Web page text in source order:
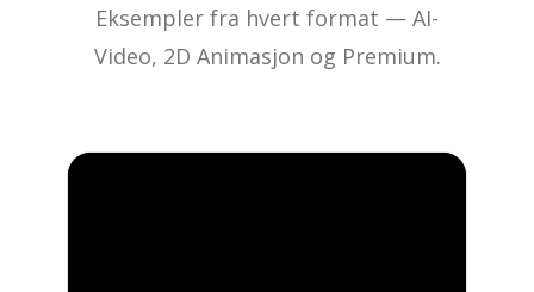
Eksempler fra hvert format — AI-
Video, 2D Animasjon og Premium.